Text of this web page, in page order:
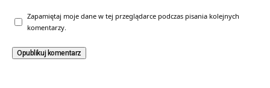
Zapamiętaj moje dane w tej przeglądarce podczas pisania kolejnych
komentarzy.